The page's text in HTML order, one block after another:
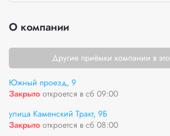
О компании
Другие приёмки компании в
Южный проезд, 9
Закрыто откроется в сб 09:00
улица Каменский Тракт, 9Б
Закрыто откроется в сб 08:00